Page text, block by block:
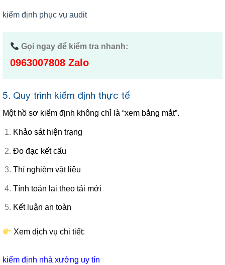
kiểm định phục vụ audit
Gọi ngay để kiểm tra nhanh:
0963007808 Zalo
5. Quy trình kiểm định thực tế
Một hồ sơ kiểm định không chỉ là “xem bằng mắt”.
Khảo sát hiện trạng
Đo đạc kết cấu
Thí nghiệm vật liệu
Tính toán lại theo tải mới
Kết luận an toàn
Xem dịch vụ chi tiết:
kiểm định nhà xưởng uy tín